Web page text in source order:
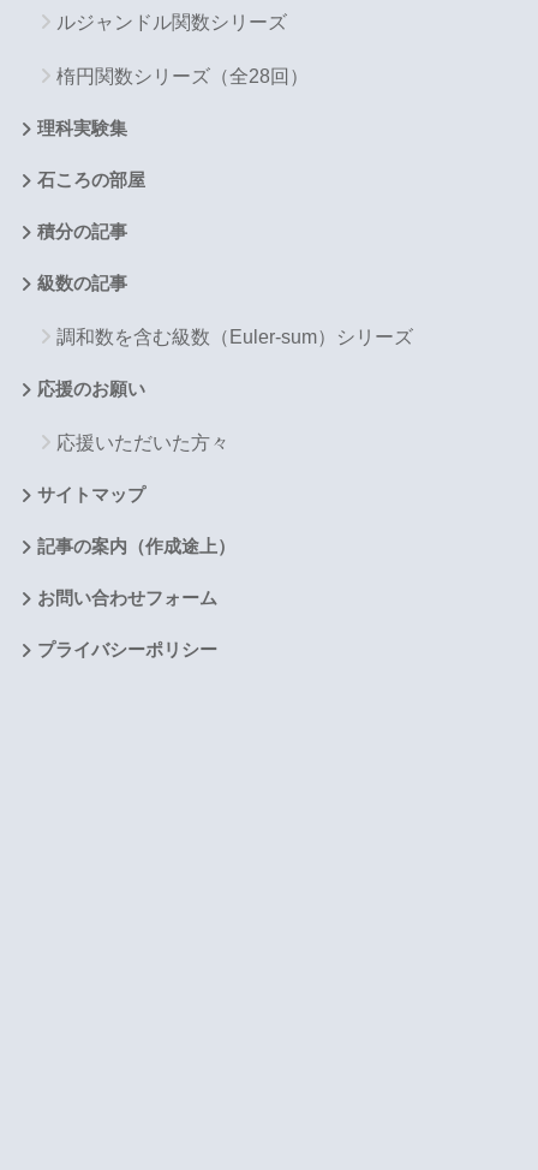
ルジャンドル関数シリーズ
楕円関数シリーズ（全28回）
理科実験集
石ころの部屋
積分の記事
級数の記事
調和数を含む級数（Euler-sum）シリーズ
応援のお願い
応援いただいた方々
サイトマップ
記事の案内（作成途上）
お問い合わせフォーム
プライバシーポリシー